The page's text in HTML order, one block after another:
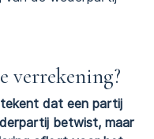
verrekening?
dat een partij
betwist, maar